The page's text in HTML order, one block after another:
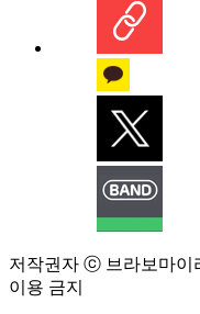
저작권자 ⓒ 브라보마이
이용 금지